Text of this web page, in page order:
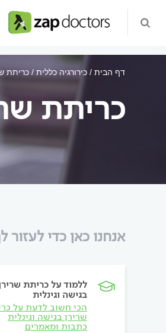
דף הבית כירורגיה כללית כריתת
כריתת
אנחנו כאן כדי לעזור
ללמוד על כריתת
בגישה וגינלית
הכי חשוב לדעת על
שרירן בגישה וגינלית
כתבות ומאמרים